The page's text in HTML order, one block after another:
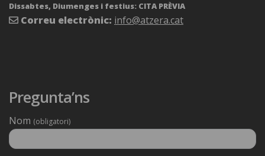
Dissabtes, Diumenges i festius: CITA PRÈVIA
Correu electrònic: info@atzera.cat
Pregunta’ns
Nom (obligatori)